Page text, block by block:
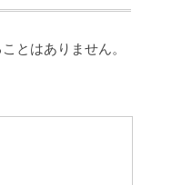
とはありません。